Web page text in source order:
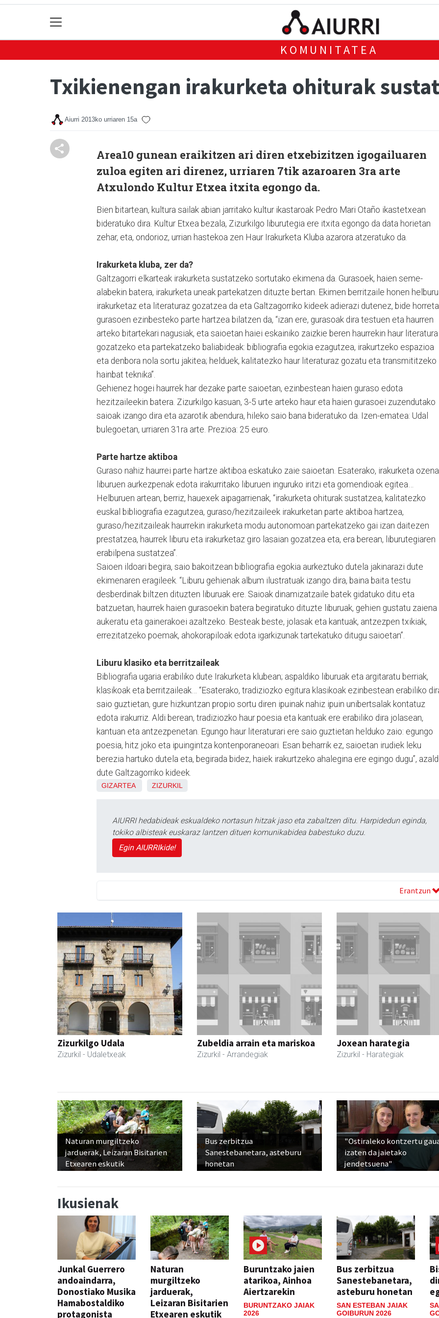
KOMUNITATEA
Txikienengan irakurketa ohiturak
Aiurri 2013ko urriaren 15a
Area10 gunean eraikitzen ari diren etxebizitzen igogailuaren
zuloa egiten ari direnez, urriaren 7tik azaroaren 3ra arte
Atxulondo Kultur Etxea itxita egongo da.
Bien bitartean, kultura sailak abian jarritako kultur ikastaroak Pedro Mari Otaño ikastetxean
bideratuko dira. Kultur Etxea bezala, Zizurkilgo liburutegia ere itxita egongo da data horietan
zehar, eta, ondorioz, urrian hastekoa zen Haur Irakurketa Kluba azarora atzeratuko da.
Irakurketa kluba, zer da?
Galtzagorri elkarteak irakurketa sustatzeko sortutako ekimena da. Gurasoek, haien seme-
alabekin batera, irakurketa uneak partekatzen dituzte bertan. Ekimen berritzaile honen
irakurketaz eta literaturaz gozatzea da eta Galtzagorriko kideek adierazi dutenez, bide
gurasoen ezinbesteko parte hartzea bilatzen da, “izan ere, gurasoak dira testuen eta haurren
arteko bitartekari nagusiak, eta saioetan haiei eskainiko zaizkie beren haurrekin haur literatura
gozatzeko eta partekatzeko baliabideak: bibliografia egokia ezagutzea, irakurtzeko espazioa
eta denbora nola sortu jakitea; helduek, kalitatezko haur literaturaz gozatu eta transmititzeko
hainbat teknika”.
Gehienez hogei haurrek har dezake parte saioetan, ezinbestean haien guraso edota
hezitzaileekin batera. Zizurkilgo kasuan, 3-5 urte arteko haur eta haien gurasoei zuzendutako
saioak izango dira eta azarotik abendura, hileko saio bana bideratuko da. Izen-ematea: Udal
bulegoetan, urriaren 31ra arte. Prezioa: 25 euro.
Parte hartze aktiboa
Guraso nahiz haurrei parte hartze aktiboa eskatuko zaie saioetan. Esaterako, irakurketa
liburuen aurkezpenak edota irakurritako liburuen inguruko iritzi eta gomendioak egitea…
Helburuen artean, berriz, hauexek aipagarrienak, “irakurketa ohiturak sustatzea, kalitatezko
euskal bibliografia ezagutzea, guraso/hezitzaileek irakurketan parte aktiboa hartzea,
guraso/hezitzaileak haurrekin irakurketa modu autonomoan partekatzeko gai izan daitezen
prestatzea, haurrek liburu eta irakurketaz giro lasaian gozatzea eta, era berean, liburutegiaren
erabilpena sustatzea”.
Saioen ildoari begira, saio bakoitzean bibliografia egokia aurkeztuko dutela jakinarazi dute
ekimenaren eragileek. “Liburu gehienak album ilustratuak izango dira, baina baita testu
desberdinak biltzen dituzten liburuak ere. Saioak dinamizatzaile batek gidatuko ditu eta
batzuetan, haurrek haien gurasoekin batera begiratuko dituzte liburuak, gehien gustatu zaiena
aukeratu eta gainerakoei azaltzeko. Besteak beste, jolasak eta kantuak, antzezpen txikiak,
errezitatzeko poemak, ahokorapiloak edota igarkizunak tartekatuko ditugu saioetan”.
Liburu klasiko eta berritzaileak
Bibliografia ugaria erabiliko dute Irakurketa klubean; aspaldiko liburuak eta argitaratu berriak,
klasikoak eta berritzaileak… “Esaterako, tradiziozko egitura klasikoak ezinbestean erabiliko
saio guztietan, gure hizkuntzan propio sortu diren ipuinak nahiz ipuin unibertsalak kontatuz
edota irakurriz. Aldi berean, tradiziozko haur poesia eta kantuak ere erabiliko dira jolasean,
kantuan eta antzezpenetan. Egungo haur literaturari ere saio guztietan helduko zaio: egungo
poesia, hitz joko eta ipuingintza kontenporaneoari. Esan beharrik ez, saioetan irudiek leku
berezia hartuko dutela eta, begirada bidez, haiek irakurtzeko ahalegina ere egingo dugu”,
dute Galtzagorriko kideek.
GIZARTEA ZIZURKIL
AIURRI hedabideak eskualdeko nortasun hitzak jaso eta zabaltzen ditu. Harpidedun eginda,
tokiko albisteak euskaraz lantzen dituen komunikabidea babestuko duzu.
Egin AIURRIkide!
Erantzun
Zizurkilgo Udala
Zizurkil - Udaletxeak
Zubeldia arrain eta mariskoa
Zizurkil - Arrandegiak
Joxean harategia
Zizurkil - Harategiak
Naturan murgiltzeko
jarduerak, Leizaran Bisitarien
Etxearen eskutik
Bus zerbitzua
Sanestebanetara, asteburu
honetan
"Ostiraleko kontzertu
izaten da jaietako
jendetsuena"
Ikusienak
Junkal Guerrero
andoaindarra,
Donostiako Musika
Hamabostaldiko
protagonista
Naturan
murgiltzeko
jarduerak,
Leizaran Bisitarien
Etxearen eskutik
Buruntzako jaien
atarikoa, Ainhoa
Aiertzarekin
BURUNTZAKO JAIAK
2026
Bus zerbitzua
Sanestebanetara,
asteburu honetan
SAN ESTEBAN JAIAK
GOIBURUN 2026